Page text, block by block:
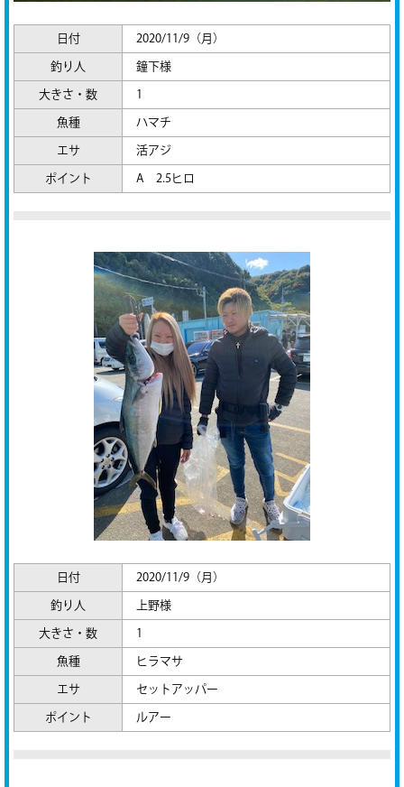
日付 2020/11/9（月）
釣り人 鐘下様
大きさ・数 1
魚種 ハマチ
エサ 活アジ
ポイント A 2.5ヒロ
日付 2020/11/9（月）
釣り人 上野様
大きさ・数 1
魚種 ヒラマサ
エサ セットアッパー
ポイント ルアー